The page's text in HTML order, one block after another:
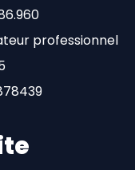
professionnel